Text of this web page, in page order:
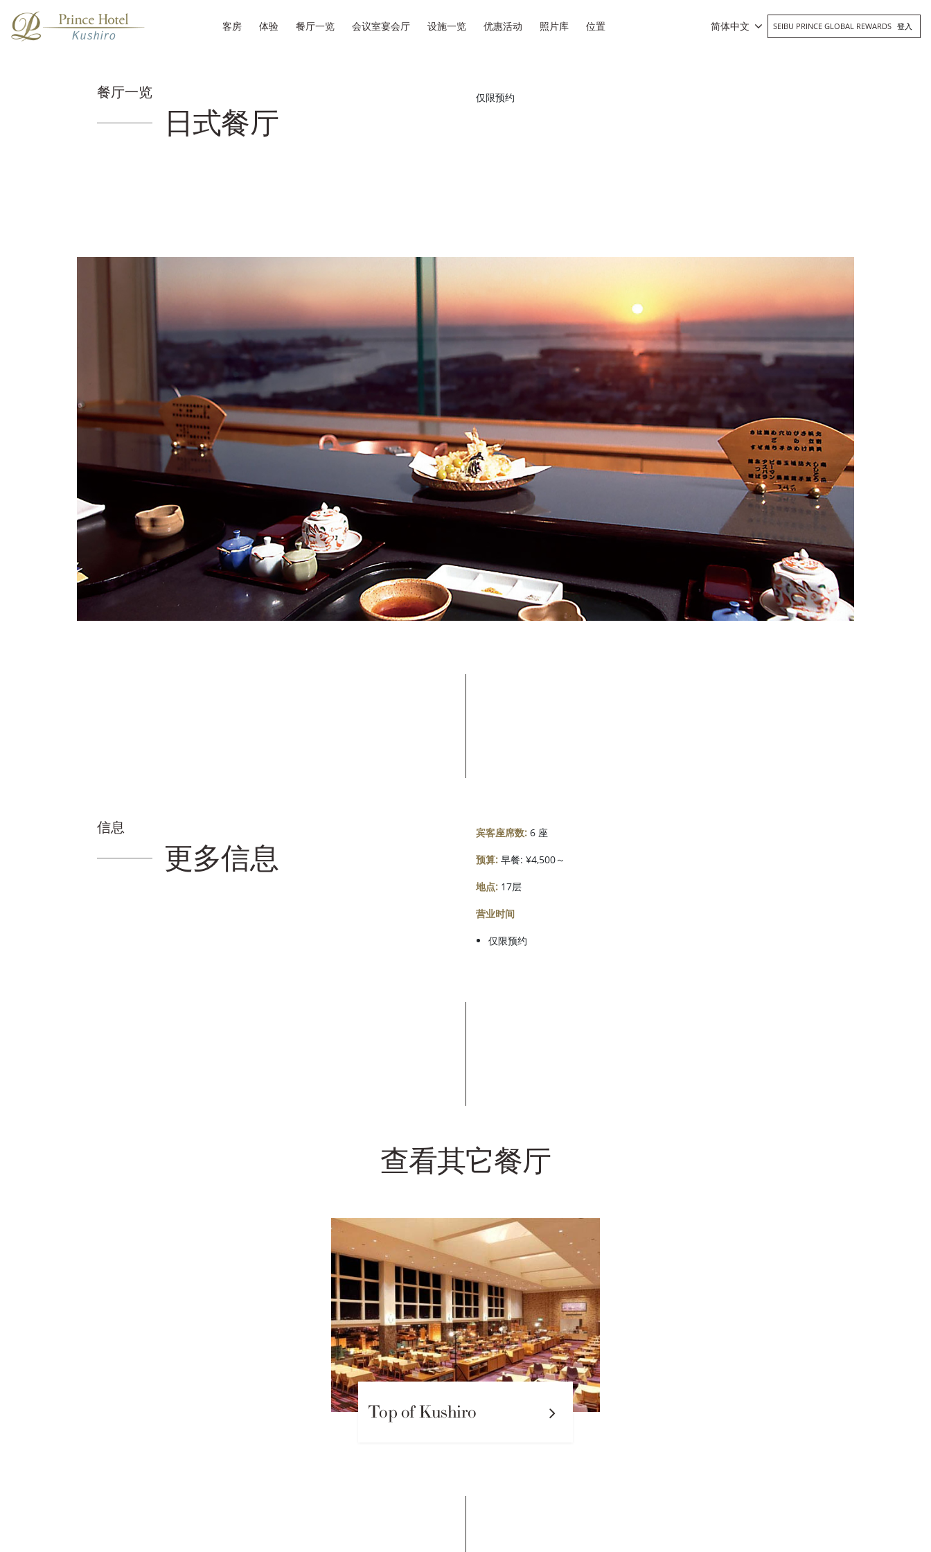
客房 体验 餐厅一览 会议室宴会厅 设施一览 优惠活动 照片库 位置 简体中文 SEIBU PRINCE GLOBAL REWARDS 登入
餐厅一览
日式餐厅
仅限预约
信息
更多信息
宾客座席数: 6 座
预算:早餐: ¥4,500～
地点:17层
营业时间
仅限预约
查看其它餐厅
Top of Kushiro